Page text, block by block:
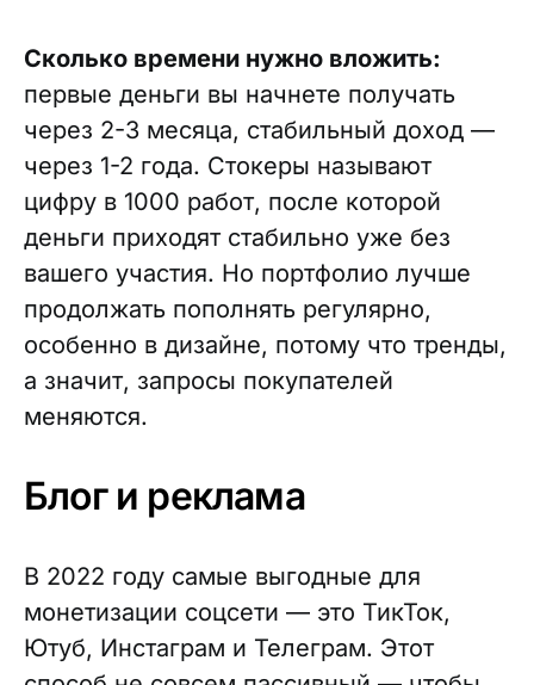
Сколько времени нужно вложить:
первые деньги вы начнете получать
через 2-3 месяца, стабильный доход —
через 1-2 года. Стокеры называют
цифру в 1000 работ, после которой
деньги приходят стабильно уже без
вашего участия. Но портфолио лучше
продолжать пополнять регулярно,
особенно в дизайне, потому что тренды,
а значит, запросы покупателей
меняются.
Блог и реклама
В 2022 году самые выгодные для
монетизации соцсети — это ТикТок,
Ютуб, Инстаграм и Телеграм. Этот